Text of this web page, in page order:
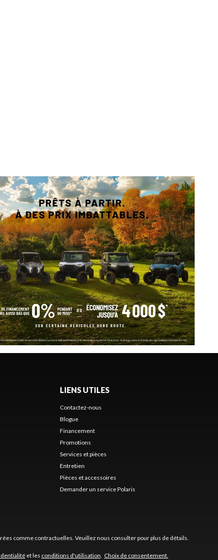
LIENS UTILES
Contactez-nous
Blogue
Financement
Promotions
Services et pièces
Entretien
Pièces et accessoires
Demander un service Polaris
comme contractuelles. Veuillez nous consulter pour plus de détails.
et les conditions d'utilisation Choix de consentement.